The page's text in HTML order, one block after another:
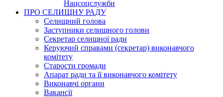
Нацсоцслужби
ПРО СЕЛИЩНУ РАДУ
Селищний голова
Заступники селищного голови
Секретар селищної ради
Керуючий справами (секретар) виконавчого
комітету
Старости громади
Апарат ради та її виконавчого комітету
Виконавчі органи
Вакансії